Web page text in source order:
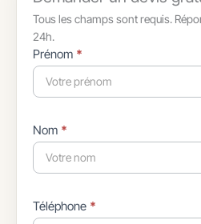
Tous les champs sont requis.
24h.
Formulaire
simple
avec
Prénom *
Nom *
Téléphone *